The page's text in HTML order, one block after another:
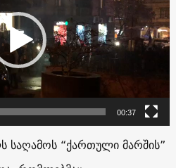
00:37
საღამოს “ქართული მარშის”